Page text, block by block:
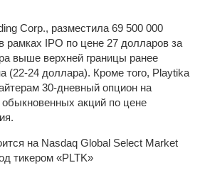
Corp., разместила 69 500 000
рамках IPO по цене 27 долларов за
выше верхней границы ранее
(22-24 доллара). Кроме того, Playtika
30-дневный опцион на
обыкновенных акций по цене
на Nasdaq Global Select Market
тикером «PLTK»